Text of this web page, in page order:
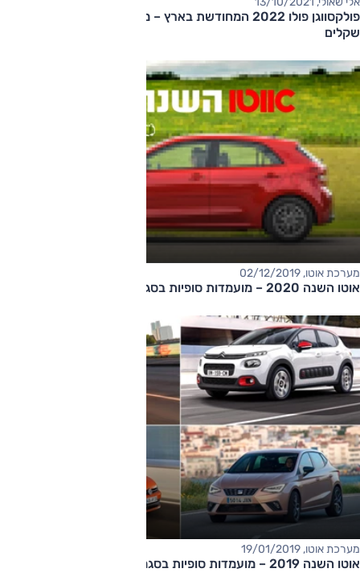
שקלים
מערכת אוטו, 02/12/2019
אוטו השנה 2020 – מועמדות סופיות בסגמנט הסופרמיני
מערכת אוטו, 19/01/2019
אוטו השנה 2019 – מועמדות סופיות בסגמנט הסופרמיני